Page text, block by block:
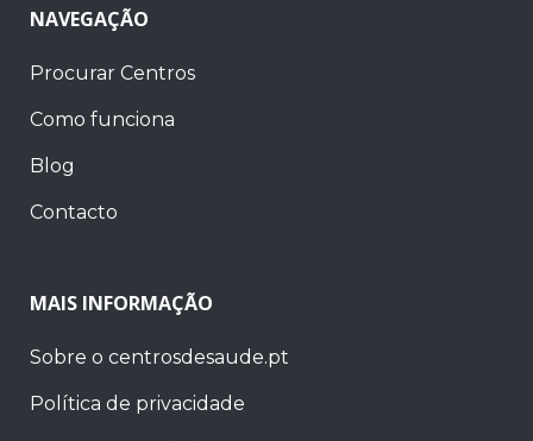
NAVEGAÇÃO
Procurar Centros
Como funciona
Blog
Contacto
MAIS INFORMAÇÃO
Sobre o centrosdesaude.pt
Política de privacidade